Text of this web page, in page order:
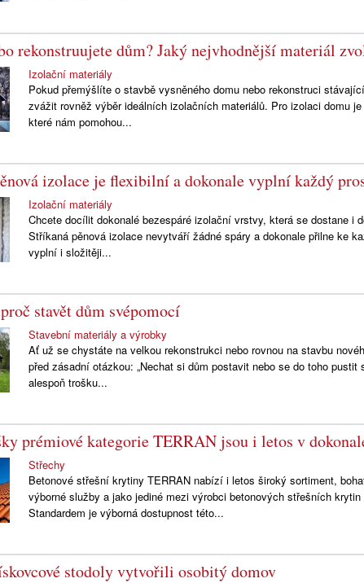
rekonstruujete dům? Jaký nejvhodnější materiál
Izolační materiály
Pokud přemýšlíte o stavbě vysněného domu nebo rekonstruci
zvážit rovněž výběr ideálních izolačních materiálů. Pro izolaci domu
které nám pomohou...
izolace je flexibilní a dokonale vyplní každý
Izolační materiály
Chcete docílit dokonalé bezespáré izolační vrstvy, která se dostane i
Stříkaná pěnová izolace nevytváří žádné spáry a dokonale přilne ke
vyplní i složitěji...
stavět dům svépomocí
Stavební materiály a výrobky
Ať už se chystáte na velkou rekonstrukci nebo rovnou na stavbu
před zásadní otázkou: „Nechat si dům postavit nebo se do toho
alespoň trošku...
prémiové kategorie TERRAN jsou i letos v
Střechy
Betonové střešní krytiny TERRAN nabízí i letos široký sortiment,
výborné služby a jako jediné mezi výrobci betonových střešních krytin
Standardem je výborná dostupnost této...
stodoly vytvořili osobitý domov